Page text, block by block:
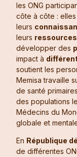
les ONG
côte à côte : elles
leurs
leurs ressources
développer des
impact à
soutient les
Memisa travaille
de santé
des populations
Médecins du
globale et
En République
de différentes